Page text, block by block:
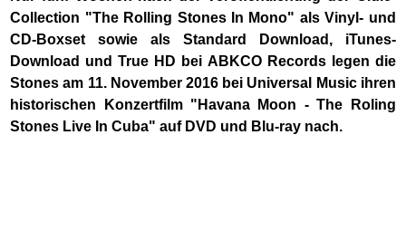
Collection "The Rolling Stones In Mono" als Vinyl- und
CD-Boxset sowie als Standard Download, iTunes-
Download und True HD bei ABKCO Records legen die
Stones am 11. November 2016 bei Universal Music ihren
historischen Konzertfilm "Havana Moon - The Roling
Stones Live In Cuba" auf DVD und Blu-ray nach.